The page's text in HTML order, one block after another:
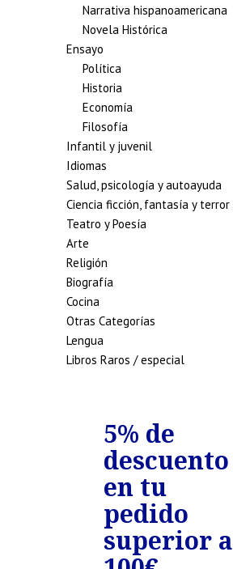
Narrativa hispanoamericana
Novela Histórica
Ensayo
Política
Historia
Economía
Filosofía
Infantil y juvenil
Idiomas
Salud, psicología y autoayuda
Ciencia ficción, fantasía y terror
Teatro y Poesía
Arte
Religión
Biografía
Cocina
Otras Categorías
Lengua
Libros Raros / especial
5% de
descuento
en tu
pedido
superior a